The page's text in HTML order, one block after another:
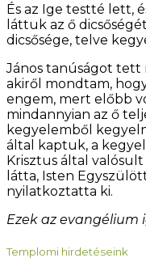
És az Ige testté lett,
láttuk az ő
dicsősége, telve
János tanúságot tett
akiről mondtam,
engem, mert előbb
mindannyian az ő
kegyelemből
által kaptuk, a
Krisztus által
látta, Isten
nyilatkoztatta ki.
Ezek az evangélium
Templomi hirdetéseink